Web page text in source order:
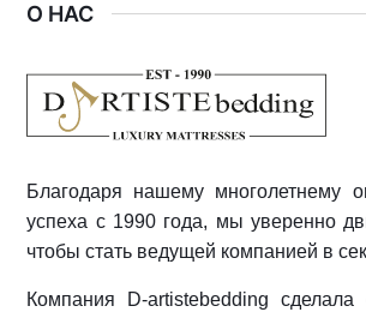
О НАС
Благодаря нашему многолетнему
успеха с 1990 года, мы уверенно
чтобы стать ведущей компанией в
Компания D-artistebedding